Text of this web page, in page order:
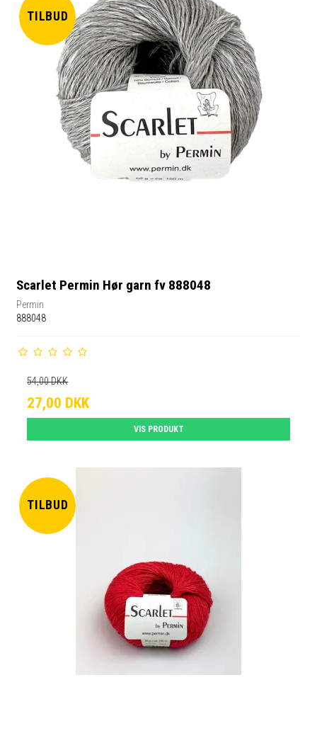
TILBUD
Scarlet Permin Hør garn fv 888048
Permin
888048
54,00 DKK
27,00 DKK
VIS PRODUKT
TILBUD